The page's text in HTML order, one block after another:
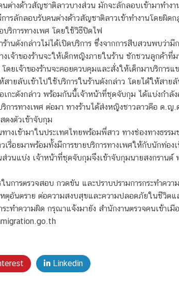
ต่างด้าวสัญชาติลาวบางส่วน มักจะลักลอบเข้ามาทำง
ารลักลอบรับคนต่างด้าวสัญชาติลาวเข้าทำงานโดยผิ
ริการทางเพศ โดยใช้วิธีปิดไฟ
านดังกล่าวไม่ได้เปิดบริการ ซึ่งจากการสืบสวนพบว่ามี
เจ้าของร้านจะให้เด็กหญิงภายในร้าน ชักชวนลูกค้าที่
ยเจ้าของร้านจะคอยควบคุมและสั่งให้เด็กมาบริการ
ายลับเข้าไปใช้บริการในร้านดังกล่าว โดยได้ให้สา
เกะดังกล่าว พร้อมกันนี้เจ้าหน้าที่ชุดจับกุม ได้แบ่งกำ
การทางเพศ ต่อมา ทางร้านได้ส่งหญิงชาวลาวคือ ด
ดงตัวเข้าจับกุม
งเข้ามาในประเทศไทยพร้อมพี่สาว ทางช่องทางธรร
รื่อยมาพร้อมทั้งมีการขายบริการทางเพศให้กับนักท่อง
ส่วนแบ่ง เจ้าหน้าที่ชุดจับกุมจึงเข้าจับกุมนายสงกรา
การตรวจสอบ กวดขัน และปราบปรามการกระทำคว
ตุอันตราย ต่อความสงบสุขและความปลอดภัยในชีวิ
ะทำความผิด กรุณาแจ้งมายัง สำนักงานตรวจคนเข้า
Linkedin